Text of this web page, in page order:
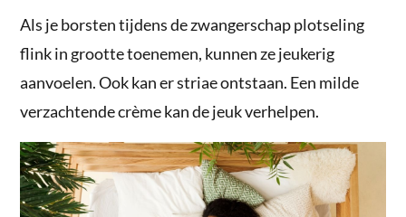
Als je borsten tijdens de zwangerschap plotseling
flink in grootte toenemen, kunnen ze jeukerig
aanvoelen. Ook kan er striae ontstaan. Een milde
verzachtende crème kan de jeuk verhelpen.